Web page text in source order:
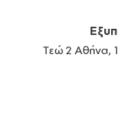
Τεώ 2 Αθήνα,